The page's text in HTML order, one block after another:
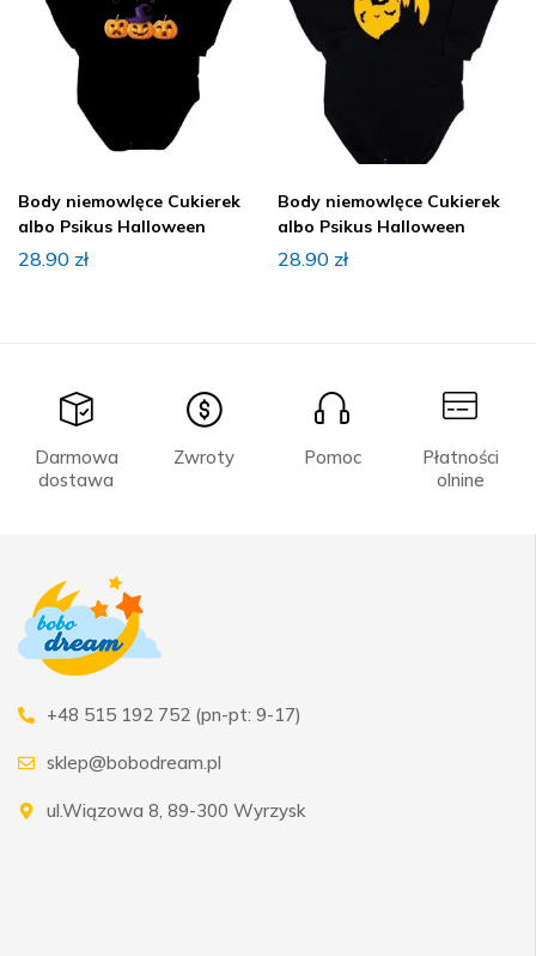
Body niemowlęce Cukierek
albo Psikus Halloween
28.90 zł
Body niemowlęce Cukierek
albo Psikus Halloween
28.90 zł
Darmowa
dostawa
Zwroty Pomoc
Płatności
olnine
+48 515 192 752 (pn-pt: 9-17)
sklep@bobodream.pl
ul.Wiązowa 8, 89-300 Wyrzysk